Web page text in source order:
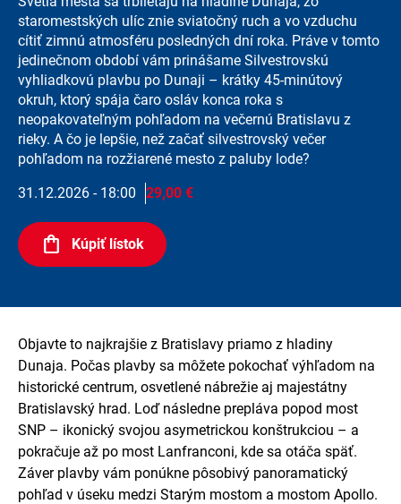
staromestských ulíc znie sviatočný ruch a vo vzduchu
cítiť zimnú atmosféru posledných dní roka. Práve v tomto
jedinečnom období vám prinášame Silvestrovskú
vyhliadkovú plavbu po Dunaji – krátky 45-minútový
okruh, ktorý spája čaro osláv konca roka s
neopakovateľným pohľadom na večernú Bratislavu z
rieky. A čo je lepšie, než začať silvestrovský večer
pohľadom na rozžiarené mesto z paluby lode?
31.12.2026 - 18:00
29,00 €
Kúpiť lístok
Objavte to najkrajšie z Bratislavy priamo z hladiny
Dunaja. Počas plavby sa môžete pokochať výhľadom na
historické centrum, osvetlené nábrežie aj majestátny
Bratislavský hrad. Loď následne prepláva popod most
SNP – ikonický svojou asymetrickou konštrukciou – a
pokračuje až po most Lanfranconi, kde sa otáča späť.
Záver plavby vám ponúkne pôsobivý panoramatický
pohľad v úseku medzi Starým mostom a mostom Apollo.